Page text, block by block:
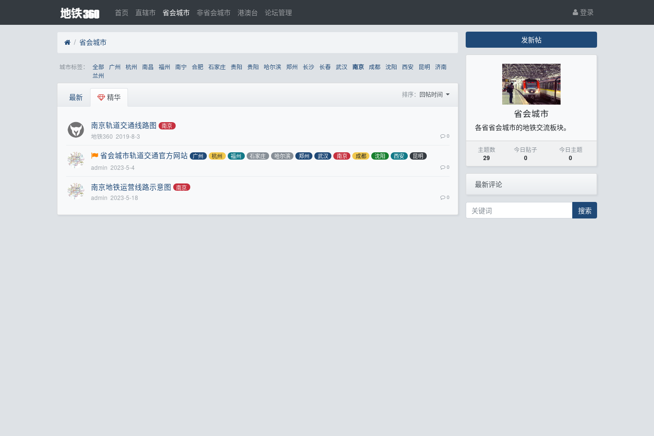
首页 直辖市 省会城市 非省会城市 港澳台 论坛管理 登录
省会城市
城市标签： 全部 广州 杭州 南昌 福州 南宁 合肥 石家庄 贵阳 贵阳 哈尔滨 郑州 长沙 长春 武汉 南京 成都 沈阳 西安 昆明
济南
兰州
最新 精华 排序： 回帖时间
南京轨道交通线路图 南京
地铁360 2019-8-3 0
省会城市轨道交通官方网站 广州 杭州 福州 石家庄 哈尔滨 郑州 武汉 南京 成都 沈阳 西安 昆明
admin 2023-5-4 0
南京地铁运营线路示意图 南京
admin 2023-5-18 0
发新帖
省会城市
各省省会城市的地铁交流板块。
主题数
29
今日贴子
0
今日主题
0
最新评论
搜索